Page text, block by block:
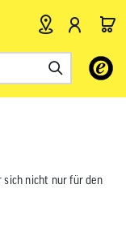
Verwende
Pfeile
nach
das
sich nicht nur für den